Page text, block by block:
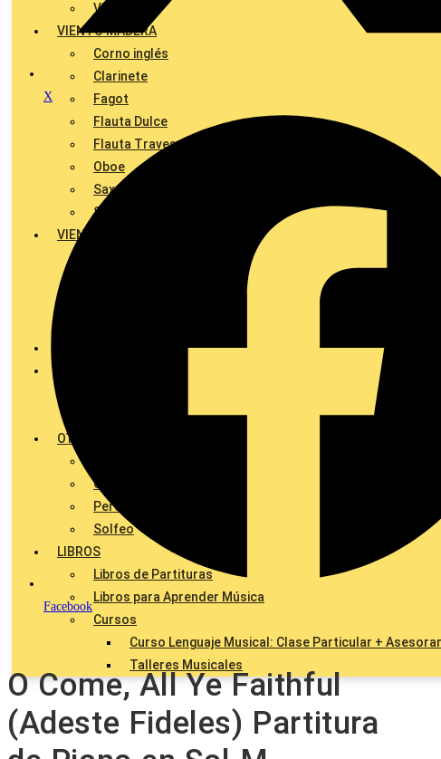
Violín
VIENTO MADERA
Corno inglés
Clarinete
Fagot
Flauta Dulce
Flauta Travesera
Oboe
Saxofón Alto / Saxo Barítono
Saxofón Tenor / Soprano Sax
VIENTO METAL
OTROS
Canto
Percusión
Solfeo
LIBROS
Libros de Partituras
Libros para Aprender Música
Cursos
Curso Lenguaje Musical: Clase Particular +
Talleres Musicales
X
Facebook
O Come, All Ye Faithful
(Adeste Fideles) Partitura